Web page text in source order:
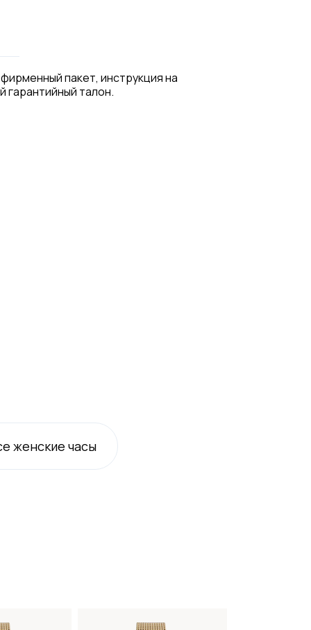
пакет, инструкция на
гарантийный талон.
женские часы